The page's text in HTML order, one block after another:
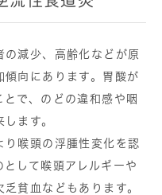
減少、高齢化などが原
傾向にあります。胃酸が
で、のどの違和感や咽
ます。
り喉頭の浮腫性変化を認
して喉頭アレルギーや
貧血などもあります。